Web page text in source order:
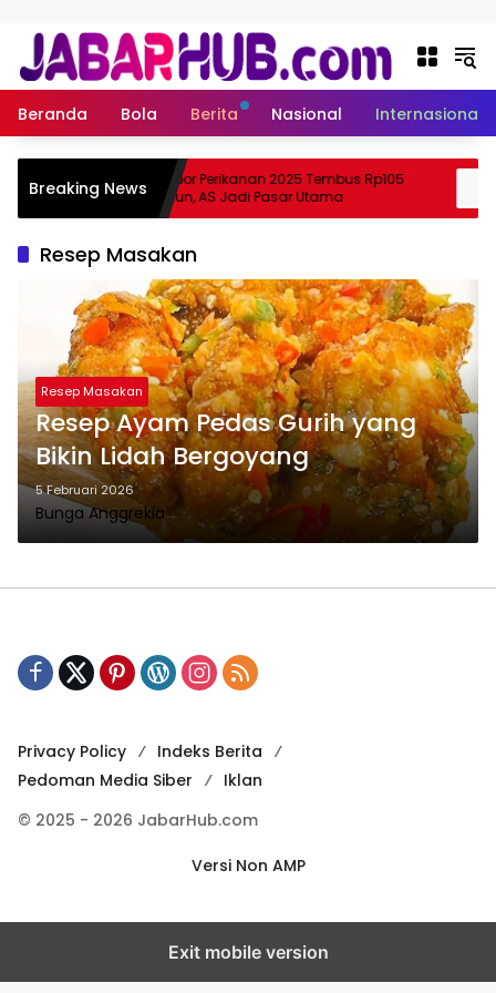
Beranda Bola Berita Nasional Internasional
Breaking NewsEkspor Perikanan 2025 Tembus Rp105
Triliun, AS Jadi Pasar Utama
Resep Masakan
Resep Masakan
Resep Ayam Pedas Gurih yang
Bikin Lidah Bergoyang
5 Februari 2026
Bunga Anggrekia
Privacy Policy
Indeks Berita
Pedoman Media Siber
Iklan
© 2025 - 2026 JabarHub.com
Versi Non AMP
Exit mobile version